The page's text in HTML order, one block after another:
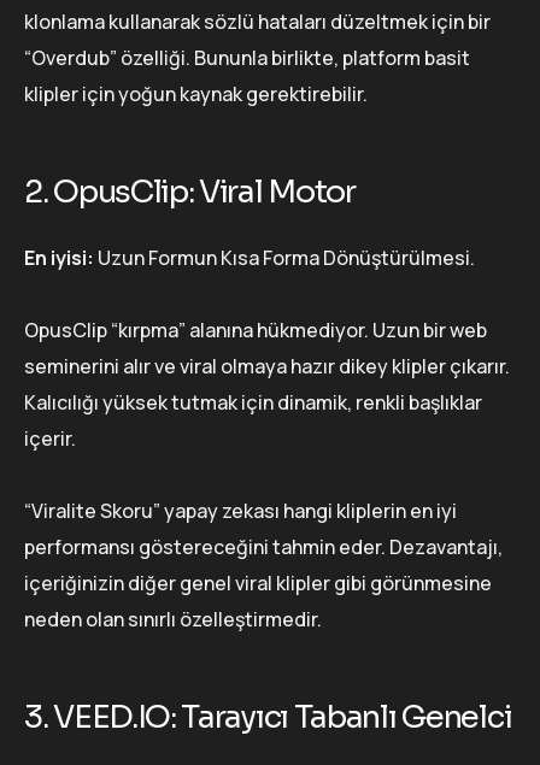
klonlama kullanarak sözlü hataları düzeltmek için bir
“Overdub” özelliği. Bununla birlikte, platform basit
klipler için yoğun kaynak gerektirebilir.
2. OpusClip: Viral Motor
En iyisi: Uzun Formun Kısa Forma Dönüştürülmesi.
OpusClip “kırpma” alanına hükmediyor. Uzun bir web
seminerini alır ve viral olmaya hazır dikey klipler çıkarır.
Kalıcılığı yüksek tutmak için dinamik, renkli başlıklar
içerir.
“Viralite Skoru” yapay zekası hangi kliplerin en iyi
performansı göstereceğini tahmin eder. Dezavantajı,
içeriğinizin diğer genel viral klipler gibi görünmesine
neden olan sınırlı özelleştirmedir.
3. VEED.IO: Tarayıcı Tabanlı Genelci